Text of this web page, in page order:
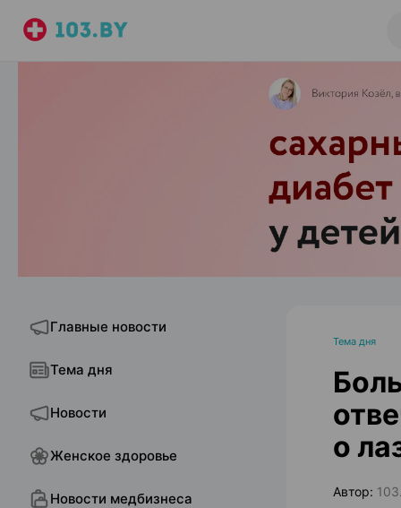
Главные новости
Тема дня
Новости
Женское здоровье
Новости медбизнеса
Тема дня
о
Автор: